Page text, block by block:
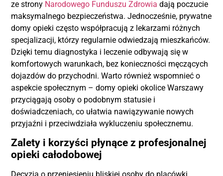
ze strony Narodowego Funduszu Zdrowia dają poczucie
maksymalnego bezpieczeństwa. Jednocześnie, prywatne
domy opieki często współpracują z lekarzami różnych
specjalizacji, którzy regularnie odwiedzają mieszkańców.
Dzięki temu diagnostyka i leczenie odbywają się w
komfortowych warunkach, bez konieczności męczących
dojazdów do przychodni. Warto również wspomnieć o
aspekcie społecznym – domy opieki okolice Warszawy
przyciągają osoby o podobnym statusie i
doświadczeniach, co ułatwia nawiązywanie nowych
przyjaźni i przeciwdziała wykluczeniu społecznemu.
Zalety i korzyści płynące z profesjonalnej
opieki całodobowej